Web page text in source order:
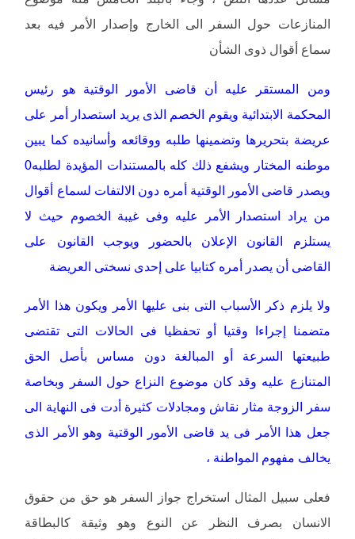
المنازعات حول السفر الى الخارج وإصدار الأمر فيه بعد
سماع أقوال ذوى الشأن
ومن المستقر عليه أن قاضى الأمور الوقتية هو رئيس
المحكمة الابتدائية ويقوم الخصم الذى يريد استصدار أمر على
عريضة بتحريرها وتضمينها طلبه ووقائعه وأسانيده كما يبين
موطنه المختار ويشفع ذلك كله بالمستندات المؤيدة لطلبه0
ويصدر قاضى الأمور الوقتية أمره دون الالتفات لسماع أقوال
من يراد استصدار الأمر عليه وفى غيبة الخصوم حيث لا
يستلزم القانون الإعلان بالحضور ويوجب القانون على
القاضى أن يصدر أمره كتابيا على إحدى نسختى العريضة
ولا يلزم ذكر الأسباب التى بنى عليها الأمر ويكون هذا الأمر
متضمنا إجراءا وقتيا أو تحفظيا فى الحالات التى تقتضى
طبيعتها السرعة أو المبالغة دون مساس بأصل الحق
المتنازع عليه وقد كان موضوع النزاع حول السفر وبخاصة
سفر الزوجة مثار نقاش ومجادلات كثيرة أدت فى النهاية الى
جعل هذا الأمر فى يد قاضى الأمور الوقتية وهو الأمر الذى
يخالف مفهوم المواطنة ،
فعلى سبيل المثال استخراج جواز السفر هو حق من حقوق
الانسان بصرف النظر عن النوع وهو وثيقة كالبطاقة